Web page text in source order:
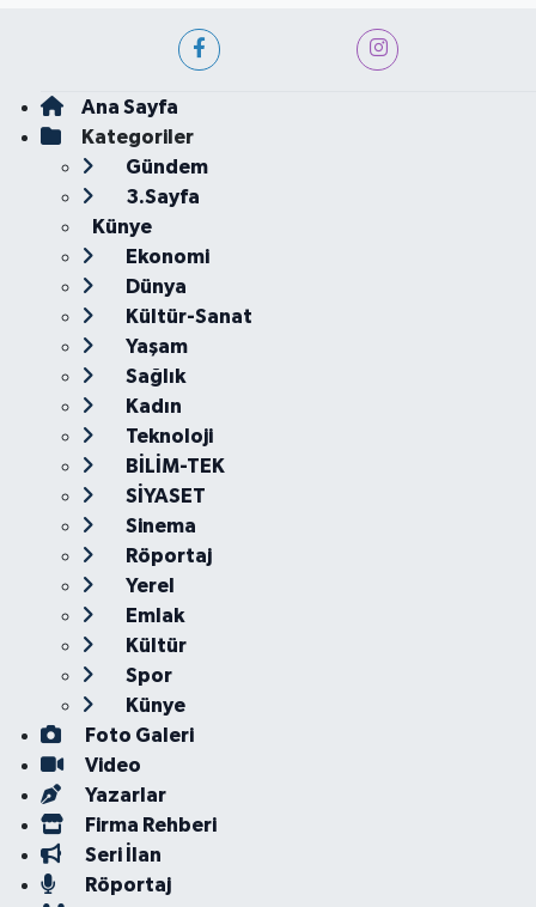
Ana Sayfa
Kategoriler
Gündem
3.Sayfa
Künye
Ekonomi
Dünya
Kültür-Sanat
Yaşam
Sağlık
Kadın
Teknoloji
BİLİM-TEK
SİYASET
Sinema
Röportaj
Yerel
Emlak
Kültür
Spor
Künye
Foto Galeri
Video
Yazarlar
Firma Rehberi
Seri İlan
Röportaj